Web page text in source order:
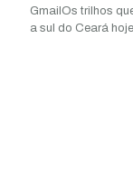
GmailOs trilhos
a sul do Ceará